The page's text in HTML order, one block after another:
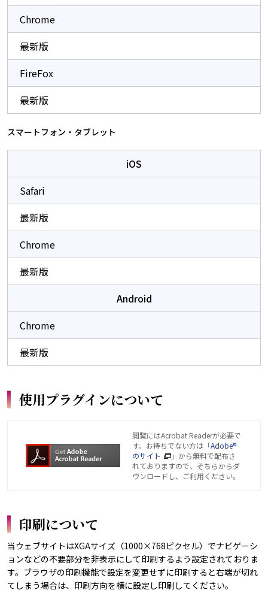
Chrome
最新版
FireFox
最新版
スマートフォン・タブレット
iOS
Safari
最新版
Chrome
最新版
Android
Chrome
最新版
使用プラグインについて
閲覧にはAcrobat Readerが必要で
す。お持ちでない方は「Adobe®
のサイト
」から無料で配布さ
れておりますので、そちらからダ
ウンロードし、ご利用ください。
印刷について
当ウェブサイトはXGAサイズ（1000×768ピクセル）でナビゲーシ
ョンなどの不要部分を非表示にして印刷するよう設定されておりま
す。ブラウザの印刷機能で設定を変更せずに印刷すると右端が切れ
てしまう場合は、印刷方向を横に設定し印刷してください。